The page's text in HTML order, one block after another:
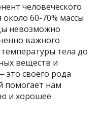
человеческого
60-70% массы
невозможно
важного
тела до
веществ и
это своего рода
помогает нам
и хорошее